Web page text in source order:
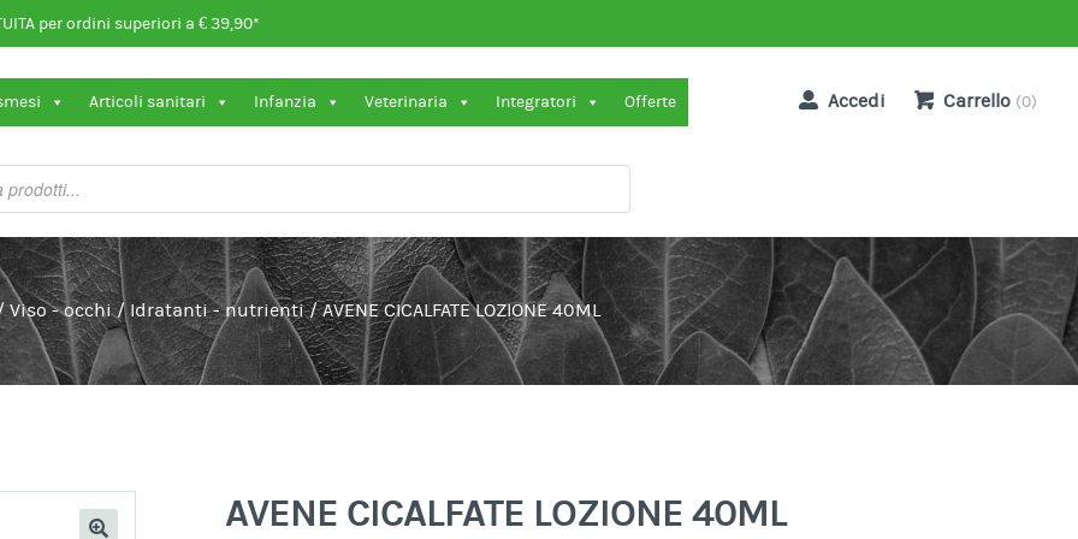
per ordini superiori a € 39,90*
Articoli sanitari Infanzia Veterinaria Integratori Offerte Accedi Carrello (0)
Viso - occhi / Idratanti - nutrienti /AVENE CICALFATE LOZIONE 40ML
AVENE CICALFATE LOZIONE 40ML